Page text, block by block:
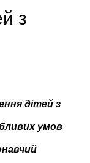
з
дітей з
умов